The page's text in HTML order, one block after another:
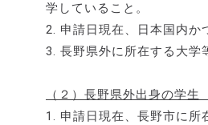
学していること。
2. 申請日現在、日本国内か
3. 長野県外に所在する大学
（２）長野県外出身の学
1. 申請日現在、長野市に所